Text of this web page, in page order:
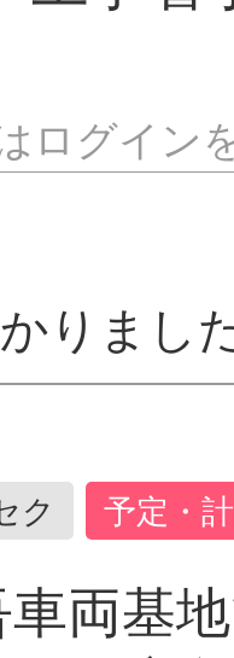
ログイン
りまし
ク 予定・
両基